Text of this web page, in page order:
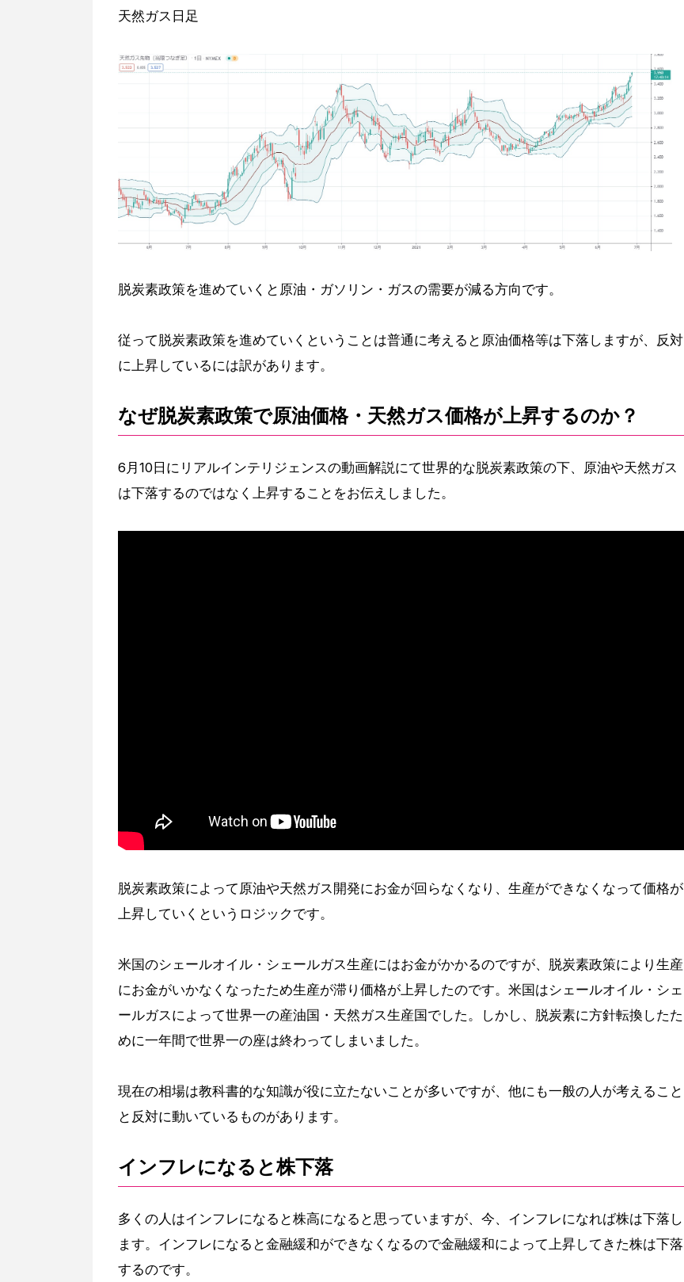
天然ガス日足
脱炭素政策を進めていくと原油・ガソリン・ガスの需要が減る方向です。
従って脱炭素政策を進めていくということは普通に考えると原油価格等は下落しますが、反対
に上昇しているには訳があります。
なぜ脱炭素政策で原油価格・天然ガス価格が上昇するのか？
6月10日にリアルインテリジェンスの動画解説にて世界的な脱炭素政策の下、原油や天然ガス
は下落するのではなく上昇することをお伝えしました。
脱炭素政策によって原油や天然ガス開発にお金が回らなくなり、生産ができなくなって価格が
上昇していくというロジックです。
米国のシェールオイル・シェールガス生産にはお金がかかるのですが、脱炭素政策により生産
にお金がいかなくなったため生産が滞り価格が上昇したのです。米国はシェールオイル・シェ
ールガスによって世界一の産油国・天然ガス生産国でした。しかし、脱炭素に方針転換したた
めに一年間で世界一の座は終わってしまいました。
現在の相場は教科書的な知識が役に立たないことが多いですが、他にも一般の人が考えること
と反対に動いているものがあります。
インフレになると株下落
多くの人はインフレになると株高になると思っていますが、今、インフレになれば株は下落し
ます。インフレになると金融緩和ができなくなるので金融緩和によって上昇してきた株は下落
するのです。